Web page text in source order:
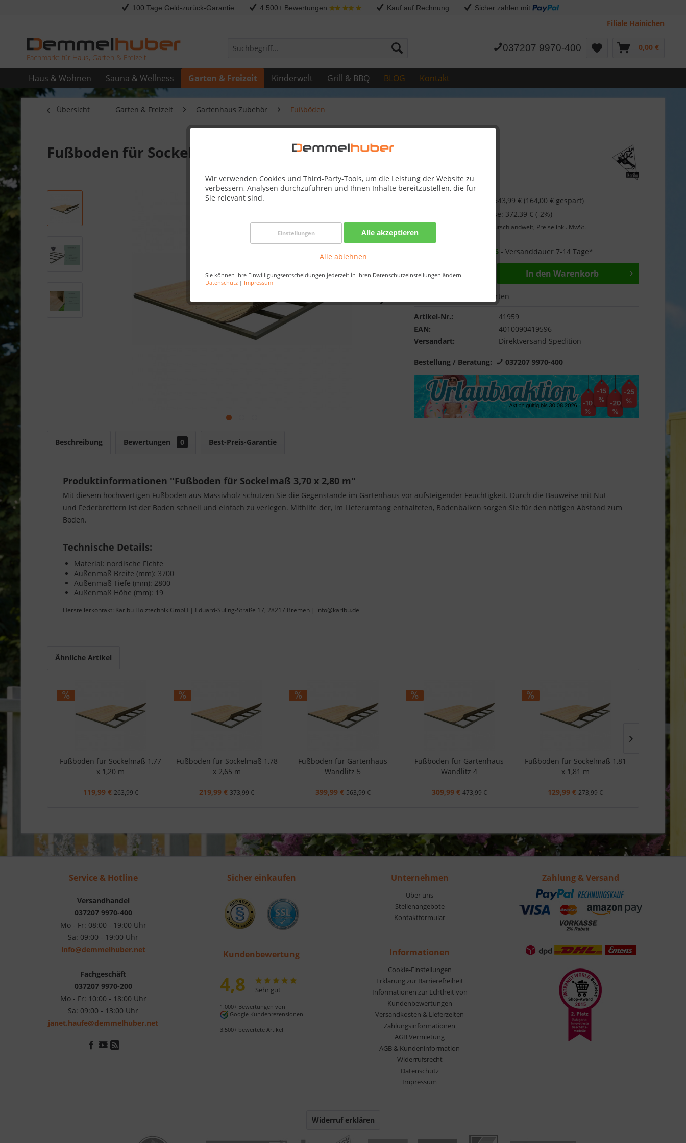
100 Tage Geld-zurück-Garantie 4.500+ Bewertungen Kauf auf Rechnung Sicher zahlen mit
Filiale Hainichen
Fachmarkt für Haus, Garten & Freizeit
037207 9970-400 0,00 €
Haus & Wohnen Sauna & Wellness Garten & Freizeit Kinderwelt Grill & BBQ BLOG Kontakt
Wir verwenden Cookies und Third-Party-Tools, um die Leistung der Website zu
verbessern, Analysen durchzuführen und Ihnen Inhalte bereitzustellen, die für
Sie relevant sind.
Einstellungen Alle akzeptieren
Alle ablehnen
Sie können Ihre Einwilligungsentscheidungen jederzeit in Ihren Datenschutzeinstellungen ändern.
Datenschutz | Impressum
Übersicht Garten & Freizeit Gartenhaus Zubehör Fußböden
Fußboden für Sockelmaß 3,70 x 2,80 m
379,99 € 543,99 €(164,00 € gespart)
Skonto-Preis bei Vorkasse: 372,39 € (-2%)
deutschlandweit, Preise inkl. MwSt.
26.08.26 - Versanddauer 7-14 Tage*
In den Warenkorb
Bewerten
Artikel-Nr.:
41959
EAN:
4010090419596
Versandart:
Direktversand Spedition
Bestellung / Beratung: 037207 9970-400
Beschreibung Bewertungen 0 Best-Preis-Garantie
Produktinformationen "Fußboden für Sockelmaß 3,70 x 2,80 m"
Mit diesem hochwertigen Fußboden aus Massivholz schützen Sie die Gegenstände im Gartenhaus vor aufsteigender Feuchtigkeit. Durch die Bauweise mit Nut-
und Federbrettern ist der Boden schnell und einfach zu verlegen. Mithilfe der, im Lieferumfang enthalteten, Bodenbalken sorgen Sie für den nötigen Abstand zum
Boden.
Technische Details:
Material: nordische Fichte
Außenmaß Breite (mm): 3700
Außenmaß Tiefe (mm): 2800
Außenmaß Höhe (mm): 19
Herstellerkontakt: Karibu Holztechnik GmbH | Eduard-Suling-Straße 17, 28217 Bremen | info@karibu.de
Ähnliche Artikel
Fußboden für Sockelmaß 1,77
x 1,20 m
119,99 € 263,99 €
Fußboden für Sockelmaß 1,78
x 2,65 m
219,99 € 373,99 €
Fußboden für Gartenhaus
Wandlitz 5
399,99 € 563,99 €
Fußboden für Gartenhaus
Wandlitz 4
309,99 € 473,99 €
Fußboden für Sockelmaß 1,81
x 1,81 m
129,99 € 273,99 €
Service & Hotline
Versandhandel
037207 9970-400
Mo - Fr: 08:00 - 19:00 Uhr
Sa: 09:00 - 19:00 Uhr
info@demmelhuber.net
Fachgeschäft
037207 9970-200
Mo - Fr: 10:00 - 18:00 Uhr
Sa: 09:00 - 13:00 Uhr
janet.haufe@demmelhuber.net
Sicher einkaufen
Kundenbewertung
4,8 Sehr gut
1.000+ Bewertungen von
Google Kundenrezensionen
3.500+ bewertete Artikel
Unternehmen
Über uns
Stellenangebote
Kontaktformular
Informationen
Cookie-Einstellungen
Erklärung zur Barrierefreiheit
Informationen zur Echtheit von
Kundenbewertungen
Versandkosten & Lieferzeiten
Zahlungsinformationen
AGB Vermietung
AGB & Kundeninformation
Widerrufsrecht
Datenschutz
Impressum
Zahlung & Versand
Widerruf erklären